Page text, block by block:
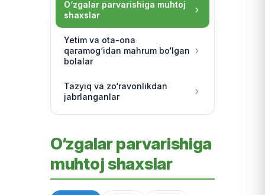
O‘zgalar parvarishiga muhtoj
shaxslar
Yetim va ota-ona
qaramog‘idan mahrum bo‘lgan
bolalar
Tazyiq va zo‘ravonlikdan
jabrlanganlar
O‘zgalar parvarishiga
muhtoj shaxslar